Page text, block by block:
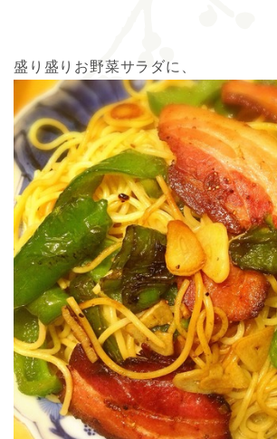
盛り盛りお野菜サラダに、